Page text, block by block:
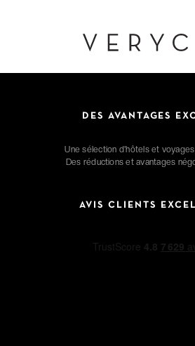
DES AVANTAGES
Une sélection d'hôtels et
Des réductions et avantages
AVIS CLIENTS